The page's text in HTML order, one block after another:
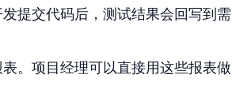
提交代码后，测试结果会回写到需
。项目经理可以直接用这些报表做